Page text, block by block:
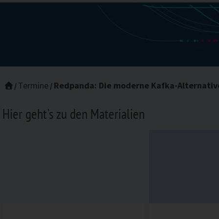
Termine Redpanda: Die moderne Kafka-
Hier geht's zu den Materialien